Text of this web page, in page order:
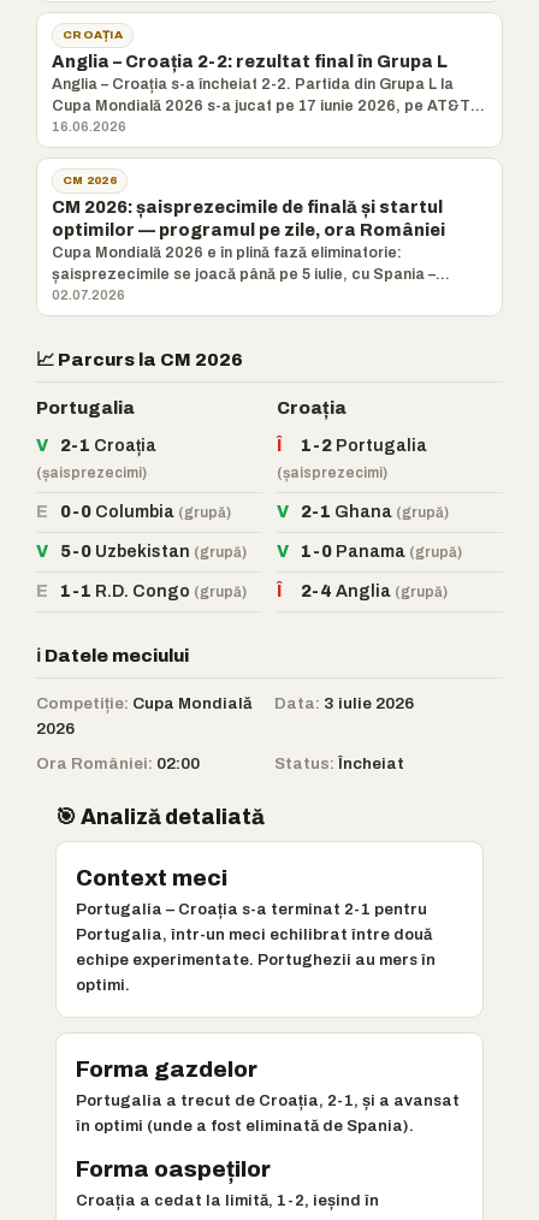
CROAȚIA
Anglia – Croația 2-2: rezultat final în Grupa L
Anglia – Croația s-a încheiat 2-2. Partida din Grupa L la
Cupa Mondială 2026 s-a jucat pe 17 iunie 2026, pe AT&T
Stadium
16.06.2026
CM 2026
CM 2026: șaisprezecimile de finală și startul
optimilor — programul pe zile, ora României
Cupa Mondială 2026 e în plină fază eliminatorie:
șaisprezecimile se joacă până pe 5 iulie, cu Spania –
Austria, Canada –
02.07.2026
📈 Parcurs la CM 2026
Portugalia
V 2-1 Croația
(șaisprezecimi)
E 0-0Columbia (grupă)
V 5-0Uzbekistan (grupă)
E 1-1 R.D. Congo (grupă)
Croația
1-2Portugalia
(șaisprezecimi)
V 2-1 Ghana (grupă)
V 1-0Panama (grupă)
2-4 Anglia (grupă)
ℹ️ Datele meciului
Competiție: Cupa Mondială
2026
Data: 3 iulie 2026
Ora României: 02:00 Status: Încheiat
🎯 Analiză detaliată
Context meci
Portugalia – Croația s-a terminat 2-1 pentru
Portugalia, într-un meci echilibrat între două
echipe experimentate. Portughezii au mers în
optimi.
Forma gazdelor
Portugalia a trecut de Croația, 2-1, și a avansat
în optimi (unde a fost eliminată de Spania).
Forma oaspeților
Croația a cedat la limită, 1-2, ieșind în